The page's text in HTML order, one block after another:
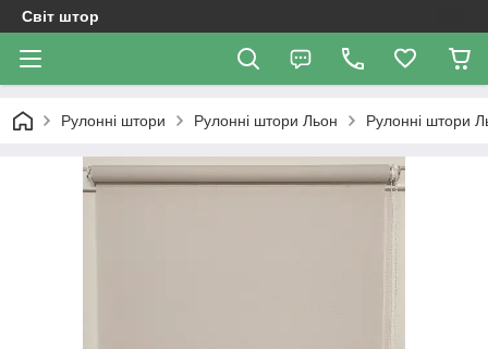
Світ штор
Рулонні штори Рулонні штори Льон Рулонні штори